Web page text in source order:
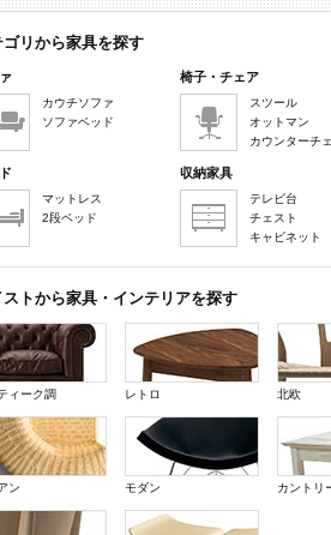
ゴリから家具を探す
カウチソファ
ソファベッド
椅子・チェア
スツール
オットマン
カウンターチ
マットレス
2段ベッド
収納家具
テレビ台
チェスト
キャビネット
ストから家具・インテリアを探す
ィーク調 レトロ 北欧
ン モダン カントリ